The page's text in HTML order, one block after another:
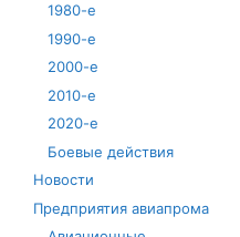
1980-е
1990-е
2000-е
2010-е
2020-е
Боевые действия
Новости
Предприятия авиапрома